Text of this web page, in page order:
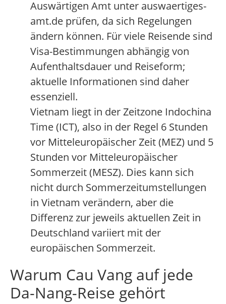
Auswärtigen Amt unter auswaertiges-
amt.de prüfen, da sich Regelungen
ändern können. Für viele Reisende sind
Visa-Bestimmungen abhängig von
Aufenthaltsdauer und Reiseform;
aktuelle Informationen sind daher
essenziell.
Vietnam liegt in der Zeitzone Indochina
Time (ICT), also in der Regel 6 Stunden
vor Mitteleuropäischer Zeit (MEZ) und 5
Stunden vor Mitteleuropäischer
Sommerzeit (MESZ). Dies kann sich
nicht durch Sommerzeitumstellungen
in Vietnam verändern, aber die
Differenz zur jeweils aktuellen Zeit in
Deutschland variiert mit der
europäischen Sommerzeit.
Warum Cau Vang auf jede
Da-Nang-Reise gehört